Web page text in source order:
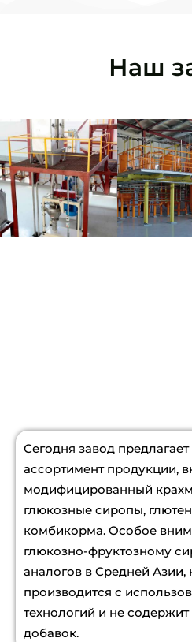
Наш
Сегодня завод
ассортимент продукции,
модифицированный
глюкозные сиропы,
комбикорма. Особое
глюкозно-фруктозному
аналогов в Средней Азии,
производится с
технологий и не
добавок.